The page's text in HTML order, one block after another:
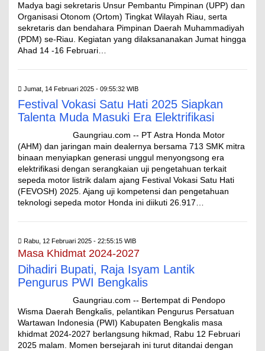
Madya bagi sekretaris Unsur Pembantu Pimpinan (UPP) dan
Organisasi Otonom (Ortom) Tingkat Wilayah Riau, serta
sekretaris dan bendahara Pimpinan Daerah Muhammadiyah
(PDM) se-Riau. Kegiatan yang dilaksananakan Jumat hingga
Ahad 14 -16 Februari…
Jumat, 14 Februari 2025 - 09:55:32 WIB
Festival Vokasi Satu Hati 2025 Siapkan
Talenta Muda Masuki Era Elektrifikasi
Gaungriau.com -- PT Astra Honda Motor
(AHM) dan jaringan main dealernya bersama 713 SMK mitra
binaan menyiapkan generasi unggul menyongsong era
elektrifikasi dengan serangkaian uji pengetahuan terkait
sepeda motor listrik dalam ajang Festival Vokasi Satu Hati
(FEVOSH) 2025. Ajang uji kompetensi dan pengetahuan
teknologi sepeda motor Honda ini diikuti 26.917…
Rabu, 12 Februari 2025 - 22:55:15 WIB
Masa Khidmat 2024-2027
Dihadiri Bupati, Raja Isyam Lantik
Pengurus PWI Bengkalis
Gaungriau.com -- Bertempat di Pendopo
Wisma Daerah Bengkalis, pelantikan Pengurus Persatuan
Wartawan Indonesia (PWI) Kabupaten Bengkalis masa
khidmat 2024-2027 berlangsung hikmad, Rabu 12 Februari
2025 malam. Momen bersejarah ini turut ditandai dengan